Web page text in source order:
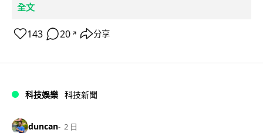
全文
143 20 ↗ 分享
科技娛樂 科技新聞
duncan 2 日